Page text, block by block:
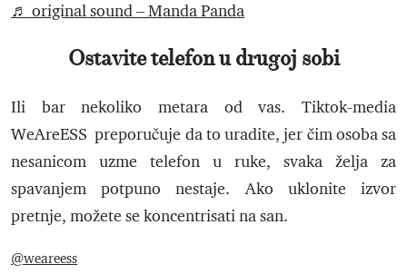
♬ original sound – Manda Panda
Ostavite telefon u drugoj sobi
Ili bar nekoliko metara od vas. Tiktok-media
WeAreESS preporučuje da to uradite, jer čim osoba sa
nesanicom uzme telefon u ruke, svaka želja za
spavanjem potpuno nestaje. Ako uklonite izvor
pretnje, možete se koncentrisati na san.
@weareess